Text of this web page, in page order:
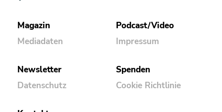
Magazin
Mediadaten
Podcast/Video
Impressum
Newsletter
Datenschutz
Spenden
Cookie Richtlinie